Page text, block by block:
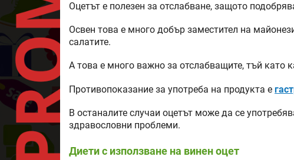
Оцетът е полезен за отслабване, защото
Освен това е много добър заместител на
салатите.
А това е много важно за отслабващите, тъй като
Противопоказание за употреба на продукта е
В останалите случаи оцетът може да се
здравословни проблеми.
Диети с използване на винен оцет